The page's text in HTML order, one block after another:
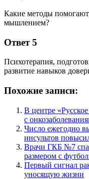
Какие методы
мышлением?
Ответ 5
Психотерапия,
развитие навыков
Похожие записи:
В центре
с
Число ежегодно
инсультов
Врачи ГКБ №7
размером с
Первый сигнал
уносящую жизни